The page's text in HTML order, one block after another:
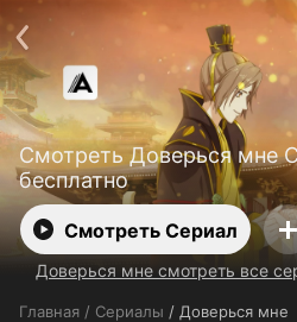
Смотреть Доверься мне
бесплатно
Смотреть Сериал
Доверься мне смотреть все
Главная / Сериалы / Доверься мне
Поддержка: support@24h.tv
О сервисе
Пользовательское
Политика конфиденциальности
Открыть приложение
Ввести
Установить на ТВ
Бесплатные